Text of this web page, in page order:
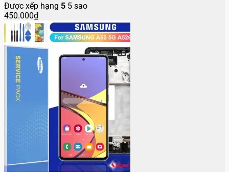
Được xếp hạng 5 5 sao
450.000₫